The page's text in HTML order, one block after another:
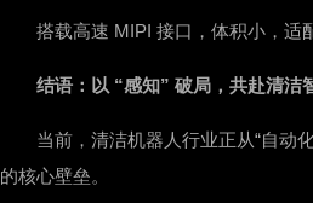
搭载高速 MIPI 接口，体积小，适
结语：以 “感知” 破局，共赴清洁
当前，清洁机器人行业正从“自动
的核心壁垒。